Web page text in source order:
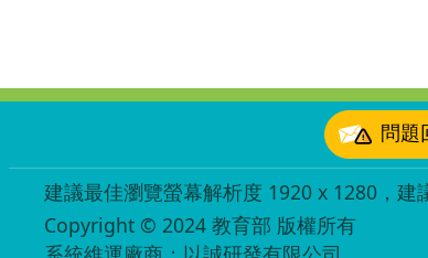
問題
建議最佳瀏覽螢幕解析度 1920 x 1280，
Copyright © 2024 教育部 版權所有